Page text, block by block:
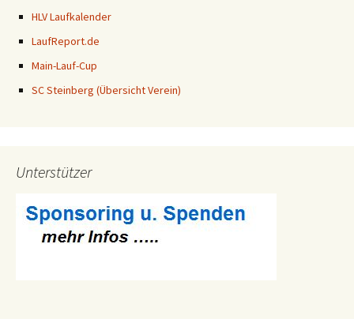
HLV Laufkalender
LaufReport.de
Main-Lauf-Cup
SC Steinberg (Übersicht Verein)
Unterstützer